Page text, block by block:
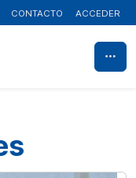
CONTACTO ACCEDER